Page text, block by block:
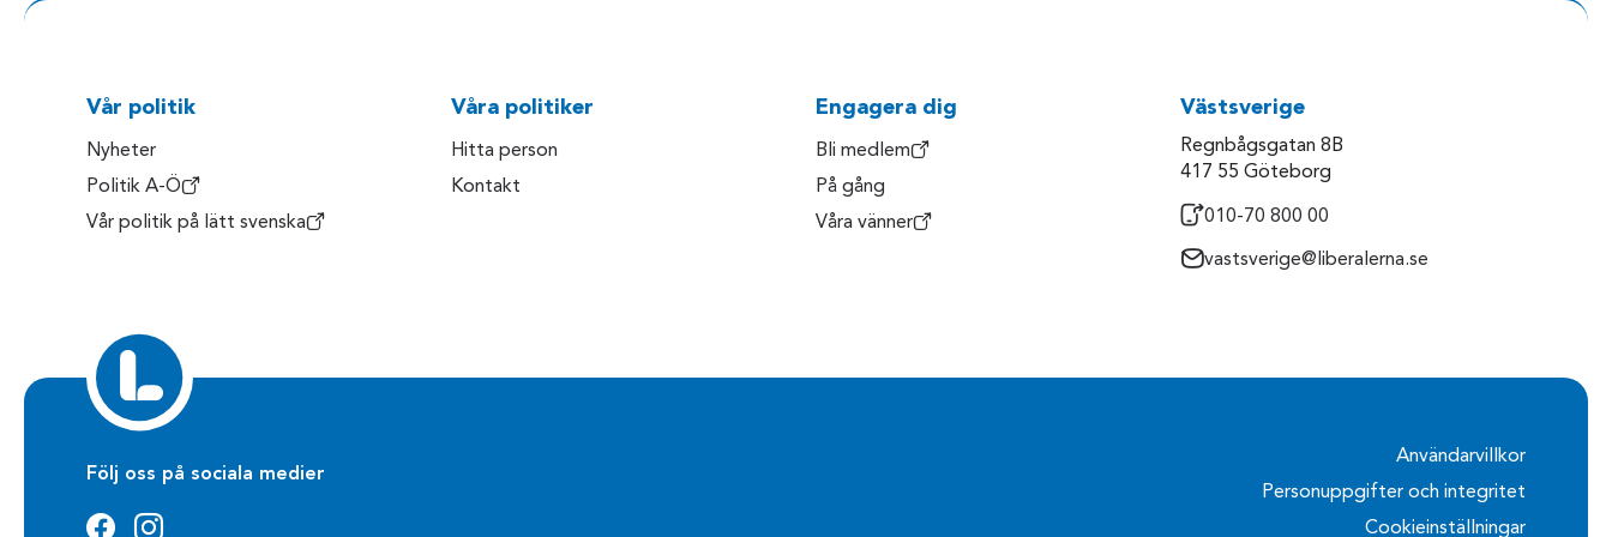
Vår politik
Nyheter
Politik A-Ö
Vår politik på lätt svenska
Våra politiker
Hitta person
Kontakt
Engagera dig
Bli medlem
På gång
Våra vänner
Västsverige
Regnbågsgatan 8B
417 55 Göteborg
010-70 800 00
vastsverige@liberalerna.se
Följ oss på sociala medier
Användarvillkor
Personuppgifter och integritet
Cookieinställningar